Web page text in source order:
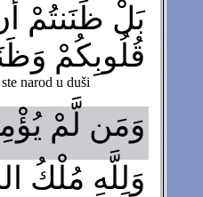
بَلْ ظَنَنتُمْ
قُلُوبِكُمْ
narod u duši
وَمَن لَّمْ
وَلِلَّهِ مُلْكُ